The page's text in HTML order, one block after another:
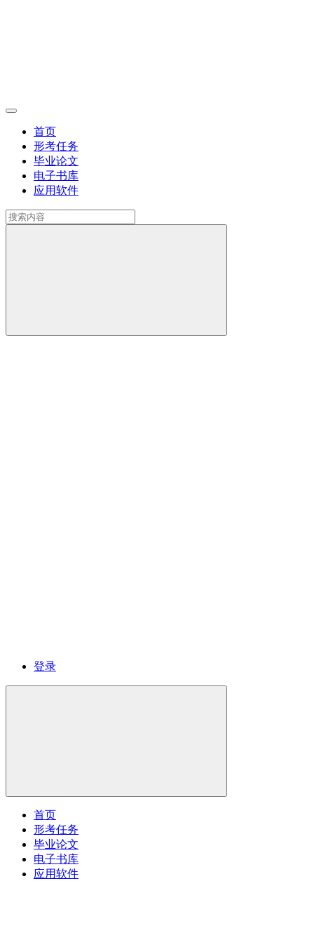
首页
形考任务
毕业论文
电子书库
应用软件
登录
首页
形考任务
毕业论文
电子书库
应用软件